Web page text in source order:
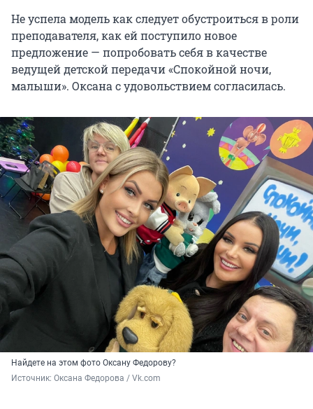
Не успела модель как следует обустроиться в роли
преподавателя, как ей поступило новое
предложение — попробовать себя в качестве
ведущей детской передачи «Спокойной ночи,
малыши». Оксана с удовольствием согласилась.
Найдете на этом фото Оксану Федорову?
Источник: Оксана Федорова / Vk.com